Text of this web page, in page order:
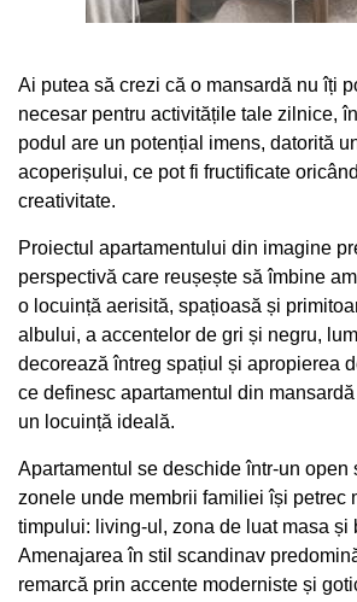
Ai putea să crezi că o mansardă nu îți
necesar pentru activitățile tale zilnice,
podul are un potențial imens, datorită
acoperișului, ce pot fi fructificate
creativitate.
Proiectul apartamentului din imagine
perspectivă care reușește să îmbine
o locuință aerisită, spațioasă și
albului, a accentelor de gri și negru,
decorează întreg spațiul și apropierea
ce definesc apartamentul din
un locuință ideală.
Apartamentul se deschide într-un open
zonele unde membrii familiei își petrec
timpului: living-ul, zona de luat masa și
Amenajarea în stil scandinav
remarcă prin accente moderniste și